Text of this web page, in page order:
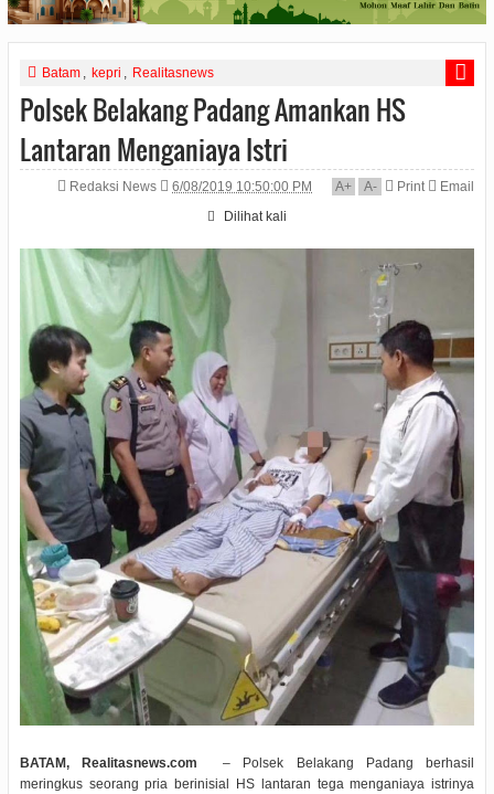
Batam kepri Realitasnews
Polsek Belakang Padang Amankan HS
Lantaran Menganiaya Istri
Redaksi News 6/08/2019 10:50:00 PM A+ A- Print
Email
Dilihat kali
BATAM, Realitasnews.com – Polsek Belakang Padang berhasil
meringkus seorang pria berinisial HS lantaran tega menganiaya istrinya